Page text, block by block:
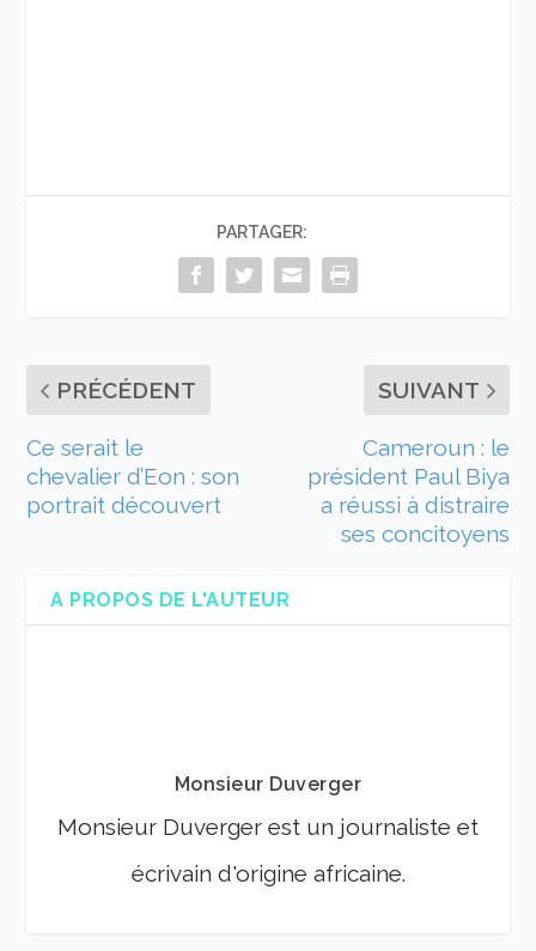
PARTAGER:
PRÉCÉDENT
Ce serait le
chevalier d’Eon : son
portrait découvert
SUIVANT
Cameroun : le
président Paul Biya
a réussi à distraire
ses concitoyens
A PROPOS DE L'AUTEUR
Monsieur Duverger
Monsieur Duverger est un journaliste et
écrivain d'origine africaine.